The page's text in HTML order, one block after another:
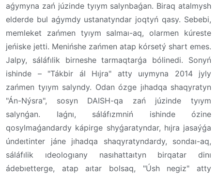
aǵymyna zań júzinde tyıym salynbaǵan. Biraq atalmysh
elderde bul aǵymdy ustanatyndar joqtyń qasy. Sebebi,
memleket zańmen tyıym salmaı-aq, olarmen kúreste
jeńiske jetti. Menińshe zańmen atap kórsetý shart emes.
Jalpy, sáláfılik birneshe tarmaqtarǵa bólinedi. Sonyń
ishinde – "Tákbir ál Hıjra" atty uıymyna 2014 jyly
zańmen tyıym salyndy. Odan ózge jıhadqa shaqyratyn
"Án-Nýsra", sosyn DAISH-qa zań júzinde tyıym
salynǵan. Iaǵnı, sáláfızmniń ishinde ózine
qosylmaǵandardy kápirge shyǵaratyndar, hıjra jasaýǵa
úndeıtinter jáne jıhadqa shaqyratyndardy, sondaı-aq,
sáláfılik ıdeologıany nasıhattaıtyn birqatar dinı
ádebıetterge, atap aıtar bolsaq, "Úsh negiz" atty